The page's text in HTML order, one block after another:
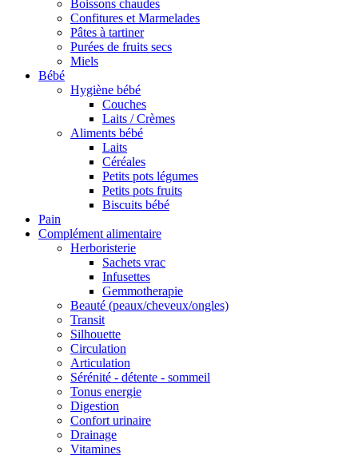
Boissons chaudes
Confitures et Marmelades
Pâtes à tartiner
Purées de fruits secs
Miels
Bébé
Hygiène bébé
Couches
Laits / Crèmes
Aliments bébé
Laits
Céréales
Petits pots légumes
Petits pots fruits
Biscuits bébé
Pain
Complément alimentaire
Herboristerie
Sachets vrac
Infusettes
Gemmotherapie
Beauté (peaux/cheveux/ongles)
Transit
Silhouette
Circulation
Articulation
Sérénité - détente - sommeil
Tonus energie
Digestion
Confort urinaire
Drainage
Vitamines